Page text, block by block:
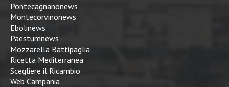
Pontecagnanonews
Montecorvinonews
Ebolinews
Paestumnews
Mozzarella Battipaglia
Ricetta Mediterranea
Scegliere il Ricambio
Web Campania